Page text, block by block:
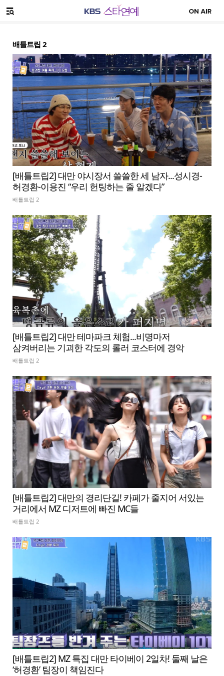
메뉴 열기
배틀트립 2
[배틀트립2] 대만 야시장서 쓸쓸한 세 남자...성시경-
허경환-이용진 “우리 헌팅하는 줄 알겠다”
배틀트립 2
[배틀트립2] 대만 테마파크 체험...비명마저
삼켜버리는 기괴한 각도의 롤러 코스터에 경악
배틀트립 2
[배틀트립2] 대만의 경리단길! 카페가 줄지어 서있는
거리에서 MZ 디저트에 빠진 MC들
배틀트립 2
[배틀트립2] MZ 특집 대만 타이베이 2일차! 둘째 날은
‘허경환’ 팀장이 책임진다